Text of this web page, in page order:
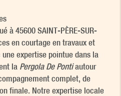
à 45600 SAINT-PÈRE-SUR-
en courtage en travaux et
expertise pointue dans la
la Pergola De Pontiautour
complet, de
finale. Notre expertise locale